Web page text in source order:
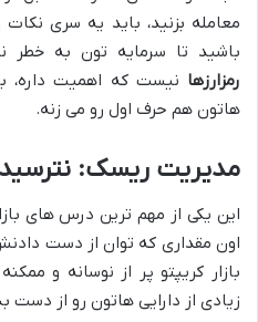
معامله بزنید، باید یه سری
باشید تا سرمایه تون به خطر
رمزارزها نیست که اهمیت داره،
هاتون هم حرف اول رو می زنه.
مدیریت ریسک: نترسید
این یکی از مهم ترین درس های
اون مقداری که توان از دست
بازار کریپتو پر از نوسانه و
زیادی از دارایی هاتون رو از